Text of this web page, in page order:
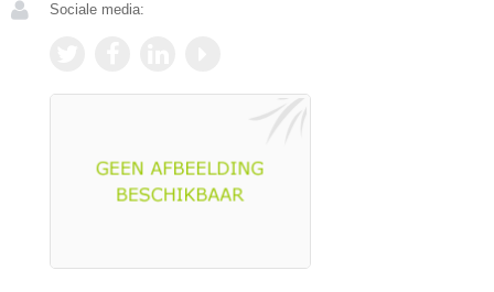
Sociale media: